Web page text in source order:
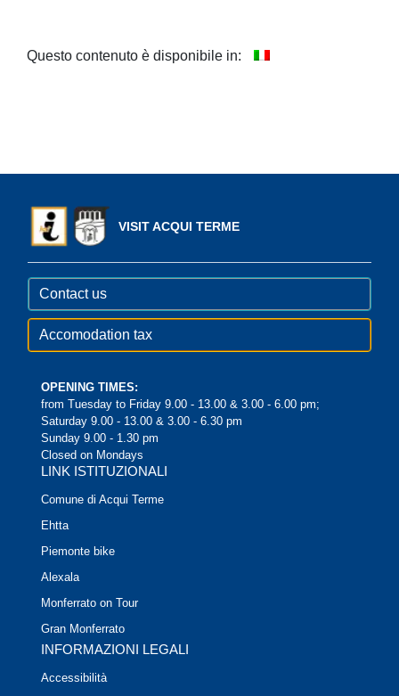
Questo contenuto è disponibile in:
VISIT ACQUI TERME
Contact us
Accomodation tax
OPENING TIMES:
from Tuesday to Friday 9.00 - 13.00 & 3.00 - 6.00 pm;
Saturday 9.00 - 13.00 & 3.00 - 6.30 pm
Sunday 9.00 - 1.30 pm
Closed on Mondays
LINK ISTITUZIONALI
Comune di Acqui Terme
Ehtta
Piemonte bike
Alexala
Monferrato on Tour
Gran Monferrato
INFORMAZIONI LEGALI
Accessibilità